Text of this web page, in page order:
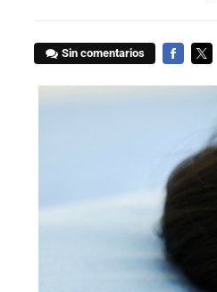
Sin comentarios